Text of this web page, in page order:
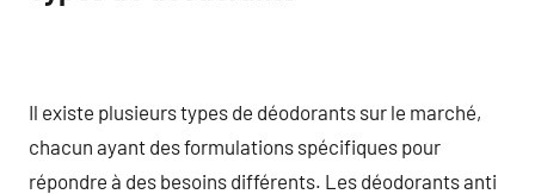
Il existe plusieurs types de déodorants sur le marché,
chacun ayant des formulations spécifiques pour
répondre à des besoins différents. Les déodorants anti